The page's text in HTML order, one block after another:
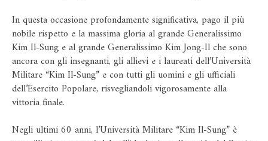
In questa occasione profondamente significativa, pago il più
nobile rispetto e la massima gloria al grande Generalissimo
Kim Il-Sung e al grande Generalissimo Kim Jong-Il che sono
ancora con gli insegnanti, gli allievi e i laureati dell’Università
Militare “Kim Il-Sung” e con tutti gli uomini e gli ufficiali
dell’Esercito Popolare, risvegliandoli vigorosamente alla
vittoria finale.
Negli ultimi 60 anni, l’Università Militare “Kim Il-Sung” è